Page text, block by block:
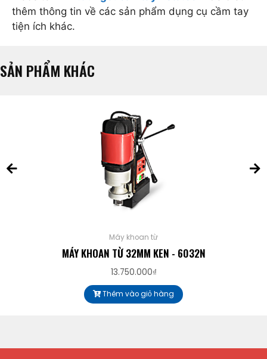
thêm thông tin về các sản phẩm dụng cụ cầm tay
tiện ích khác.
SẢN PHẨM KHÁC
Máy khoan từ
MÁY KHOAN TỪ 32MM KEN - 6032N
13.750.000₫
Thêm vào giỏ hàng